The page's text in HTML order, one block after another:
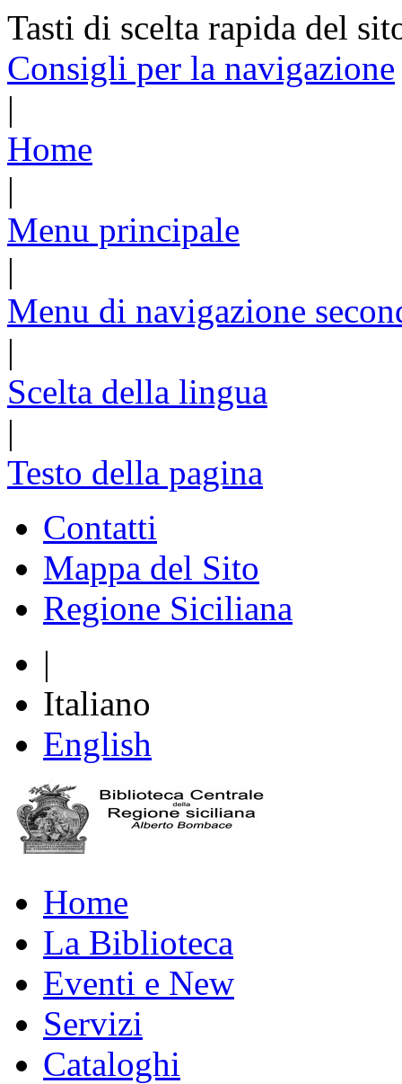
Tasti di scelta rapida del
Consigli per la navigazione
|
Home
|
Menu principale
|
Menu di navigazione
|
Scelta della lingua
|
Testo della pagina
Contatti
Mappa del Sito
Regione Siciliana
|
Italiano
English
Home
La Biblioteca
Eventi e New
Servizi
Cataloghi